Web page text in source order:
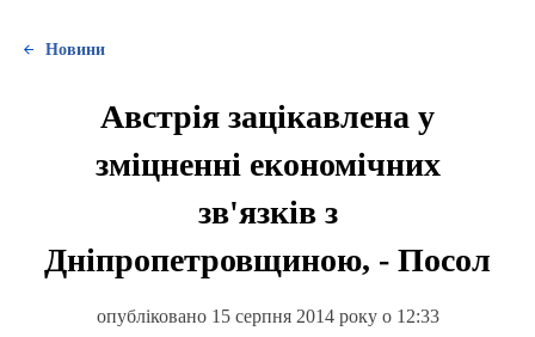
Новини
Австрія зацікавлена у
зміцненні економічних
зв'язків з
Дніпропетровщиною, - Посол
опубліковано 15 серпня 2014 року о 12:33